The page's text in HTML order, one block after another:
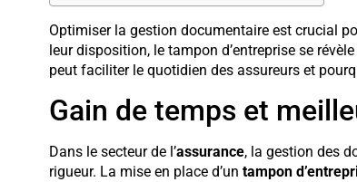
Optimiser la gestion documentaire est crucial
leur disposition, le tampon d’entreprise se
peut faciliter le quotidien des assureurs et
Gain de temps et
Dans le secteur de l’assurance, la gestion des
rigueur. La mise en place d’un tampon